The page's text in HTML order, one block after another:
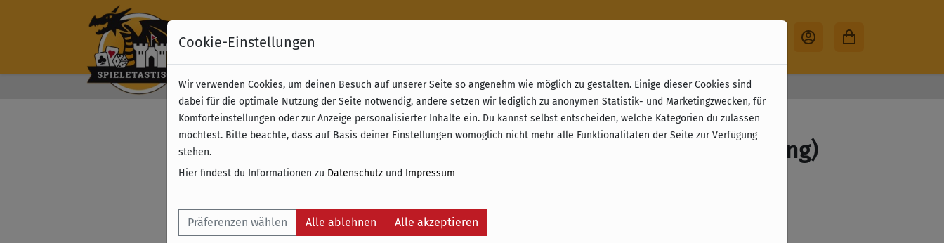
Kostenloser Versand & Retoure ab 49 € (innerhalb Deutschlands) 30 Tage Rückgabe
Battle of Biomes - Dino
Dynasty (EN) (Erweiterung)
16,50 €
Cookie-Einstellungen
Wir verwenden Cookies, um deinen Besuch auf unserer Seite so angenehm wie möglich zu gestalten. Einige dieser Cookies sind
dabei für die optimale Nutzung der Seite notwendig, andere setzen wir lediglich zu anonymen Statistik- und Marketingzwecken, für
Komforteinstellungen oder zur Anzeige personalisierter Inhalte ein. Du kannst selbst entscheiden, welche Kategorien du zulassen
möchtest. Bitte beachte, dass auf Basis deiner Einstellungen womöglich nicht mehr alle Funktionalitäten der Seite zur Verfügung
stehen.
Hier findest du Informationen zu Datenschutz und Impressum
Präferenzen wählen Alle ablehnen Alle akzeptieren